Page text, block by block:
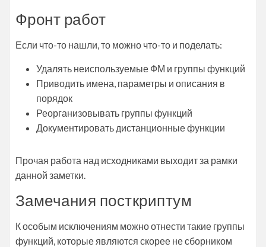
Фронт работ
Если что-то нашли, то можно что-то и поделать:
Удалять неиспользуемые ФМ и группы функций
Приводить имена, параметры и описания в
порядок
Реорганизовывать группы функций
Документировать дистанционные функции
Прочая работа над исходниками выходит за рамки
данной заметки.
Замечания посткриптум
К особым исключениям можно отнести такие группы
функций, которые являются скорее не сборником